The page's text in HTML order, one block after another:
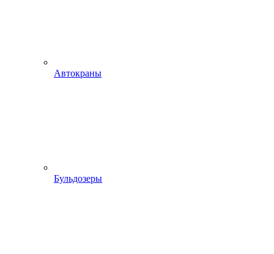
Автокраны
Бульдозеры